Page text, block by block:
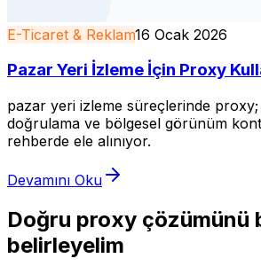
E-Ticaret & Reklam16 Ocak 2026
Pazar Yeri İzleme İçin Proxy
pazar yeri izleme süreçlerinde
doğrulama ve bölgesel görünüm
rehberde ele alınıyor.
Devamını Oku
Doğru proxy çözümünü
belirleyelim